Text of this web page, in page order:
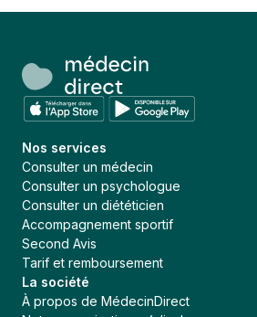
Nos services
Consulter un médecin
Consulter un psychologue
Consulter un diététicien
Accompagnement sportif
Second Avis
Tarif et remboursement
La société
À propos de MédecinDirect